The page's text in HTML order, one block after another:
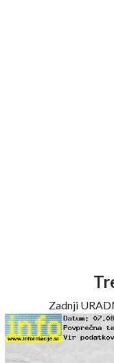
Zadnji